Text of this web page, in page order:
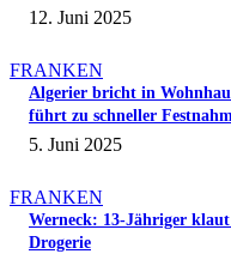
12. Juni 2025
FRANKEN
Algerier bricht in
führt zu schneller
5. Juni 2025
FRANKEN
Werneck: 13-Jähriger
Drogerie